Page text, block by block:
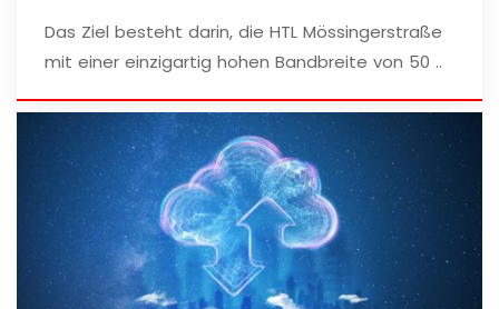
Das Ziel besteht darin, die HTL Mössingerstraße
mit einer einzigartig hohen Bandbreite von 50 ..